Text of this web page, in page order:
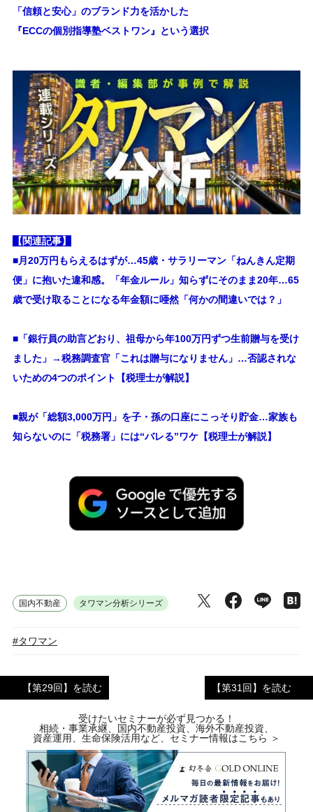
「信頼と安心」のブランド力を活かした
『ECCの個別指導塾ベストワン』という選択
【関連記事】
■月20万円もらえるはずが…45歳・サラリーマン「ねんきん定期
便」に抱いた違和感。「年金ルール」知らずにそのまま20年…65
歳で受け取ることになる年金額に唖然「何かの間違いでは？」
■ 「銀行員の助言どおり、祖母から年100万円ずつ生前贈与を受け
ました」→税務調査官「これは贈与になりません」…否認されな
いための4つのポイント【税理士が解説】
■親が「総額3,000万円」を子・孫の口座にこっそり貯金…家族も
知らないのに「税務署」には“バレる”ワケ【税理士が解説】
国内不動産 タワマン分析シリーズ
#タワマン
【第29回】を読む 【第31回】を読む
受けたいセミナーが必ず見つかる！
相続・事業承継、国内不動産投資、海外不動産投資、
資産運用、生命保険活用など、セミナー情報はこちら ＞